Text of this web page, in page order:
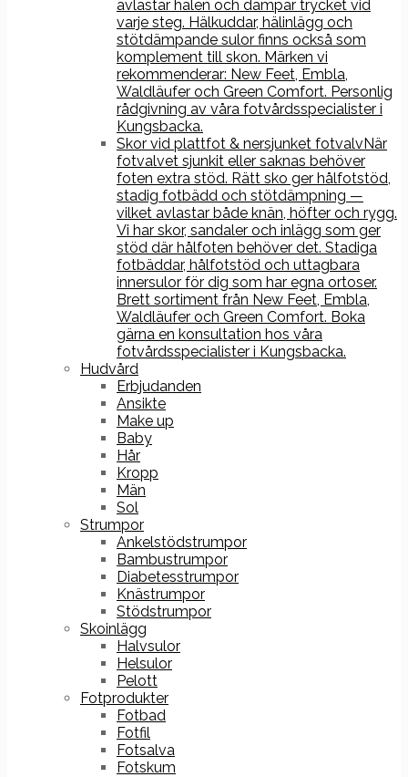
avlastar hälen och dämpar trycket vid
varje steg. Hälkuddar, hälinlägg och
stötdämpande sulor finns också som
komplement till skon. Märken vi
rekommenderar: New Feet, Embla,
Waldläufer och Green Comfort. Personlig
rådgivning av våra fotvårdsspecialister i
Kungsbacka.
Skor vid plattfot & nersjunket fotvalvNär
fotvalvet sjunkit eller saknas behöver
foten extra stöd. Rätt sko ger hålfotstöd,
stadig fotbädd och stötdämpning —
vilket avlastar både knän, höfter och rygg.
Vi har skor, sandaler och inlägg som ger
stöd där hålfoten behöver det. Stadiga
fotbäddar, hålfotstöd och uttagbara
innersulor för dig som har egna ortoser.
Brett sortiment från New Feet, Embla,
Waldläufer och Green Comfort. Boka
gärna en konsultation hos våra
fotvårdsspecialister i Kungsbacka.
Hudvård
Erbjudanden
Ansikte
Make up
Baby
Hår
Kropp
Män
Sol
Strumpor
Ankelstödstrumpor
Bambustrumpor
Diabetesstrumpor
Knästrumpor
Stödstrumpor
Skoinlägg
Halvsulor
Helsulor
Pelott
Fotprodukter
Fotbad
Fotfil
Fotsalva
Fotskum